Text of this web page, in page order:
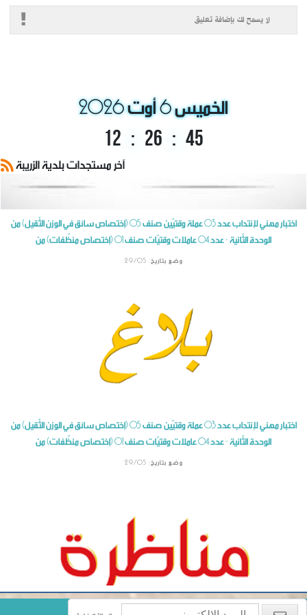
لا يسمح لك بإضافة تعليق
الخميس 6 أوت 2026
12 : 26 : 46
آخر مستجدات بلدية الزريبة
الوحدة الثّانية - عدد 04 عاملات وقتيّات صنف 01 (إختصاص منظّفات) من
وضع بتاريخ: 29/05
الوحدة الثّانية - عدد 04 عاملات وقتيّات صنف 01 (إختصاص منظّفات) من
وضع بتاريخ: 29/05